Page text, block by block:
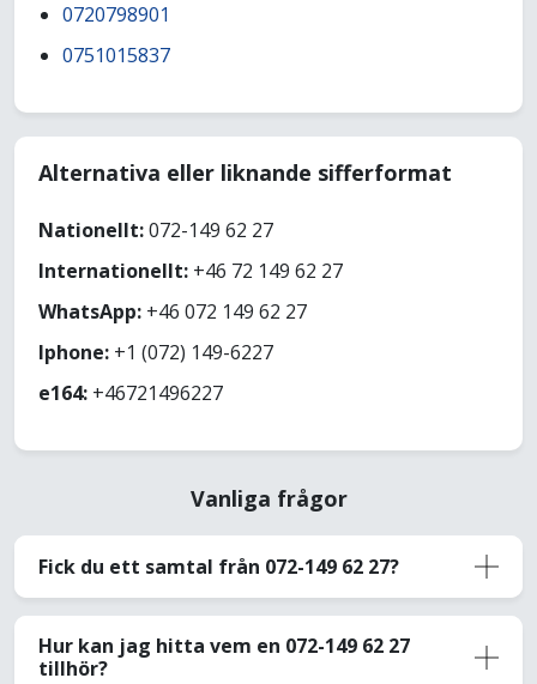
0720798901
0751015837
Alternativa eller liknande sifferformat
Nationellt:072-149 62 27
Internationellt: +46 72 149 62 27
WhatsApp: +46 072 149 62 27
Iphone: +1 (072) 149-6227
e164: +46721496227
Vanliga frågor
Fick du ett samtal från 072-149 62 27?
Hur kan jag hitta vem en 072-149 62 27
tillhör?